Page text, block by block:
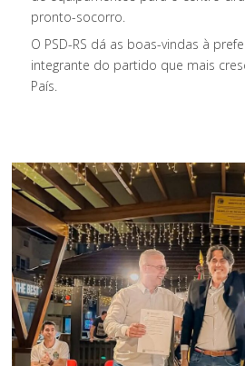
pronto-socorro.
O PSD-RS dá as boas-vindas à
integrante do partido que mais
País.